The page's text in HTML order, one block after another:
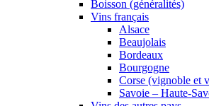
Boisson (généralités)
Vins français
Alsace
Beaujolais
Bordeaux
Bourgogne
Corse (vignoble et
Savoie – Haute-